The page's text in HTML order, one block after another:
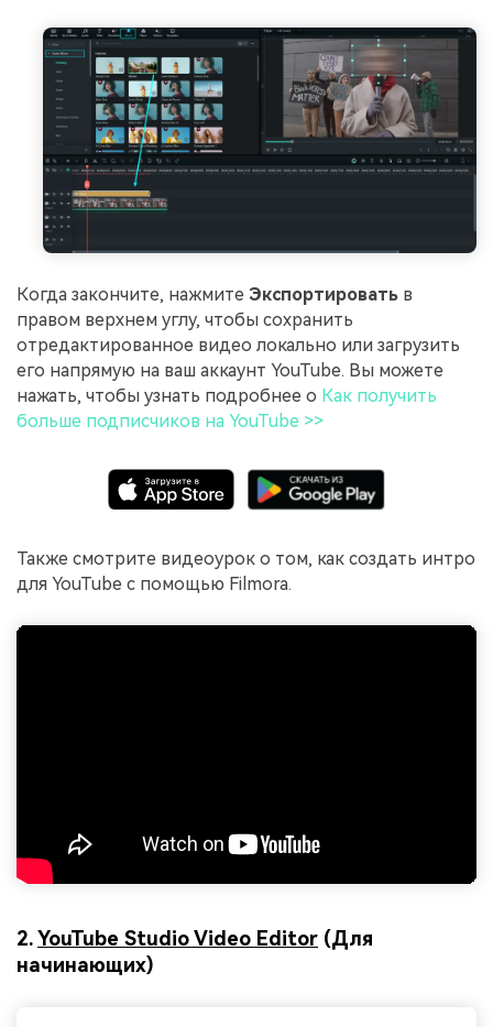
Когда закончите, нажмите Экспортировать в
правом верхнем углу, чтобы сохранить
отредактированное видео локально или загрузить
его напрямую на ваш аккаунт YouTube. Вы можете
нажать, чтобы узнать подробнее о Как получить
больше подписчиков на YouTube >>
Также смотрите видеоурок о том, как создать интро
для YouTube с помощью Filmora.
2.YouTube Studio Video Editor (Для
начинающих)